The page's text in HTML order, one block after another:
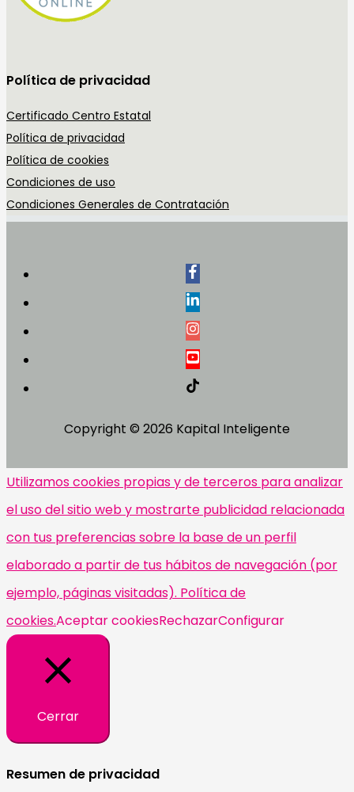
Política de privacidad
Certificado Centro Estatal
Política de privacidad
Política de cookies
Condiciones de uso
Condiciones Generales de Contratación
Copyright © 2026 Kapital Inteligente
Utilizamos cookies propias y de terceros para analizar
el uso del sitio web y mostrarte publicidad relacionada
con tus preferencias sobre la base de un perfil
elaborado a partir de tus hábitos de navegación (por
ejemplo, páginas visitadas). Política de
cookies.Aceptar cookiesRechazarConfigurar
Cerrar
Resumen de privacidad